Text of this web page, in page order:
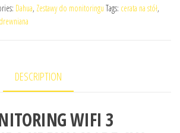
Dahua, Zestawy do monitoringu Tags: cerata na stół,
DESCRIPTION
WIFI 3